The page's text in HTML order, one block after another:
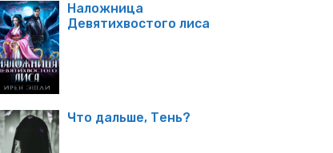
Наложница
Девятихвостого лиса
Что дальше, Тень?